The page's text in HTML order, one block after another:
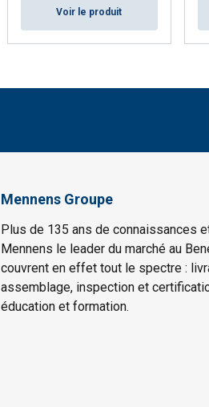
Voir le produit
Mennens Groupe
Plus de 135 ans de connaissances
Mennens le leader du marché au
couvrent en effet tout le spectre :
assemblage, inspection et
éducation et formation.